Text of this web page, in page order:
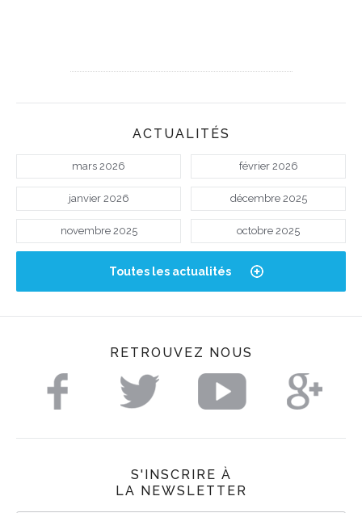
ACTUALITÉS
mars 2026 février 2026
janvier 2026 décembre 2025
novembre 2025 octobre 2025
Toutes les actualités
RETROUVEZ NOUS
S'INSCRIRE À
LA NEWSLETTER